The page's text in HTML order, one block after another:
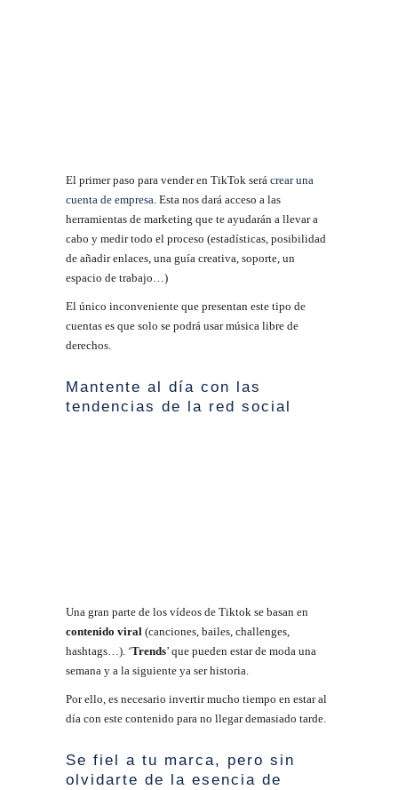
El primer paso para vender en TikTok será crear una
cuenta de empresa. Esta nos dará acceso a las
herramientas de marketing que te ayudarán a llevar a
cabo y medir todo el proceso (estadísticas, posibilidad
de añadir enlaces, una guía creativa, soporte, un
espacio de trabajo…)
El único inconveniente que presentan este tipo de
cuentas es que solo se podrá usar música libre de
derechos.
Mantente al día con las
tendencias de la red social
Una gran parte de los vídeos de Tiktok se basan en
contenido viral (canciones, bailes, challenges,
hashtags…). ‘Trends’ que pueden estar de moda una
semana y a la siguiente ya ser historia.
Por ello, es necesario invertir mucho tiempo en estar al
día con este contenido para no llegar demasiado tarde.
Se fiel a tu marca, pero sin
olvidarte de la esencia de